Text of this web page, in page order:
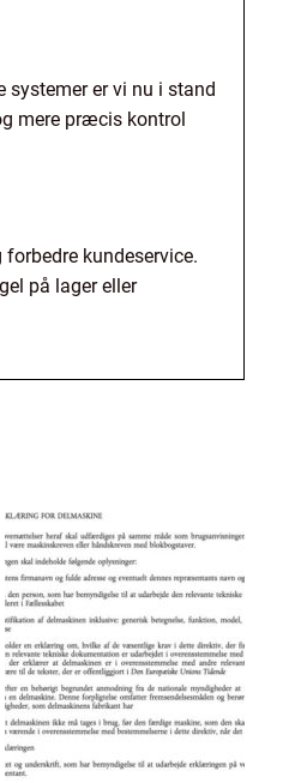
er vi nu i stand
mere præcis kontrol
kundeservice.
på lager eller